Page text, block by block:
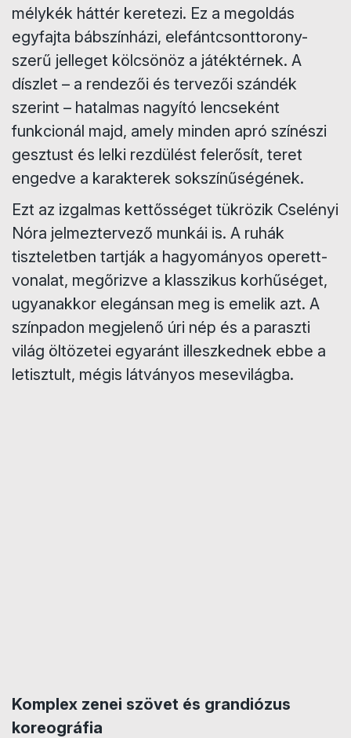
mélykék háttér keretezi. Ez a megoldás
egyfajta bábszínházi, elefántcsonttorony-
szerű jelleget kölcsönöz a játéktérnek. A
díszlet – a rendezői és tervezői szándék
szerint – hatalmas nagyító lencseként
funkcionál majd, amely minden apró színészi
gesztust és lelki rezdülést felerősít, teret
engedve a karakterek sokszínűségének.
​Ezt az izgalmas kettősséget tükrözik Cselényi
Nóra jelmeztervező munkái is. A ruhák
tiszteletben tartják a hagyományos operett-
vonalat, megőrizve a klasszikus korhűséget,
ugyanakkor elegánsan meg is emelik azt. A
színpadon megjelenő úri nép és a paraszti
világ öltözetei egyaránt illeszkednek ebbe a
letisztult, mégis látványos mesevilágba.
Komplex zenei szövet és grandiózus
koreográfia